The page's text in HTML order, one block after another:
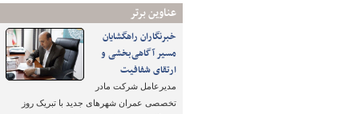
عناوین برتر
خبرنگاران راهگشایان
مسیر آگاهی‌بخشی و
ارتقای شفافیت
مدیرعامل شرکت مادر
تخصصی عمران شهرهای جدید با تبریک روز